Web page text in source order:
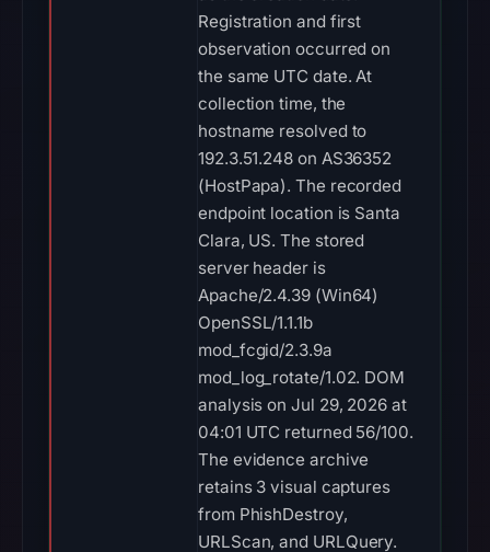
Registration and first
observation occurred on
the same UTC date. At
collection time, the
hostname resolved to
192.3.51.248 on AS36352
(HostPapa). The recorded
endpoint location is Santa
Clara, US. The stored
server header is
Apache/2.4.39 (Win64)
OpenSSL/1.1.1b
mod_fcgid/2.3.9a
mod_log_rotate/1.02. DOM
analysis on Jul 29, 2026 at
04:01 UTC returned 56/100.
The evidence archive
retains 3 visual captures
from PhishDestroy,
URLScan, and URLQuery.